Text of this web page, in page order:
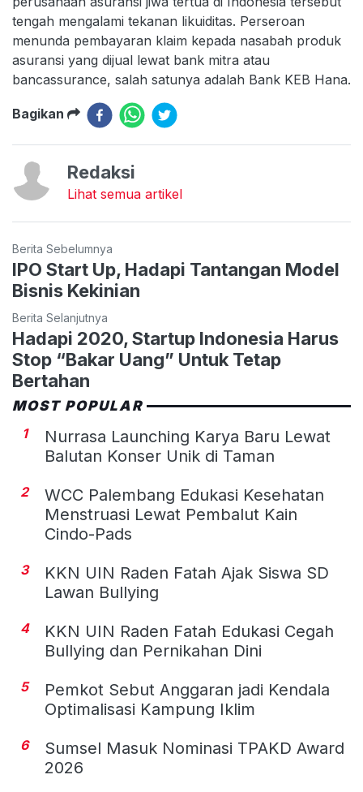
tengah mengalami tekanan likuiditas. Perseroan
menunda pembayaran klaim kepada nasabah produk
asuransi yang dijual lewat bank mitra atau
bancassurance, salah satunya adalah Bank KEB Hana.
Bagikan
Redaksi
Lihat semua artikel
Berita Sebelumnya
IPO Start Up, Hadapi Tantangan Model
Bisnis Kekinian
Berita Selanjutnya
Hadapi 2020, Startup Indonesia Harus
Stop “Bakar Uang” Untuk Tetap
Bertahan
MOST POPULAR
1
Nurrasa Launching Karya Baru Lewat
Balutan Konser Unik di Taman
2
WCC Palembang Edukasi Kesehatan
Menstruasi Lewat Pembalut Kain
Cindo-Pads
3
KKN UIN Raden Fatah Ajak Siswa SD
Lawan Bullying
4
KKN UIN Raden Fatah Edukasi Cegah
Bullying dan Pernikahan Dini
5
Pemkot Sebut Anggaran jadi Kendala
Optimalisasi Kampung Iklim
6
Sumsel Masuk Nominasi TPAKD Award
2026